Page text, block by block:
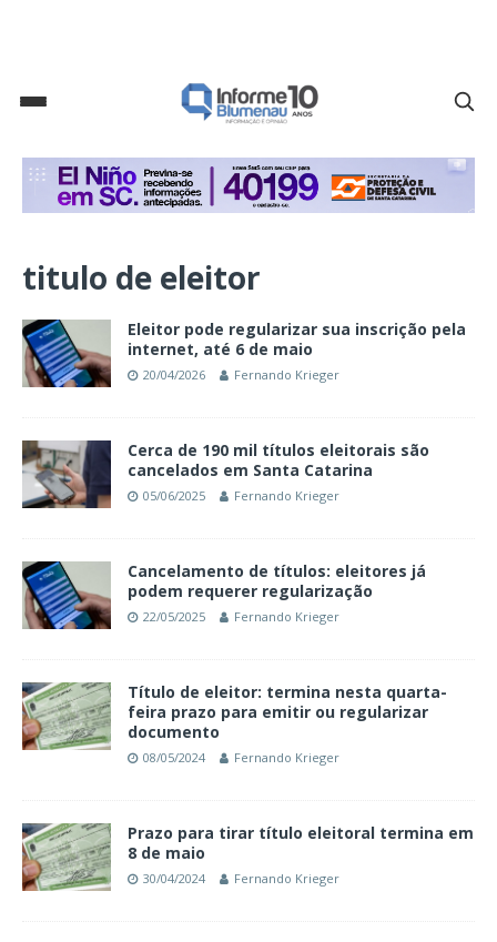
titulo de eleitor
Eleitor pode regularizar sua inscrição pela
internet, até 6 de maio
20/04/2026 Fernando Krieger
Cerca de 190 mil títulos eleitorais são
cancelados em Santa Catarina
05/06/2025 Fernando Krieger
Cancelamento de títulos: eleitores já
podem requerer regularização
22/05/2025 Fernando Krieger
Título de eleitor: termina nesta quarta-
feira prazo para emitir ou regularizar
documento
08/05/2024 Fernando Krieger
Prazo para tirar título eleitoral termina em
8 de maio
30/04/2024 Fernando Krieger